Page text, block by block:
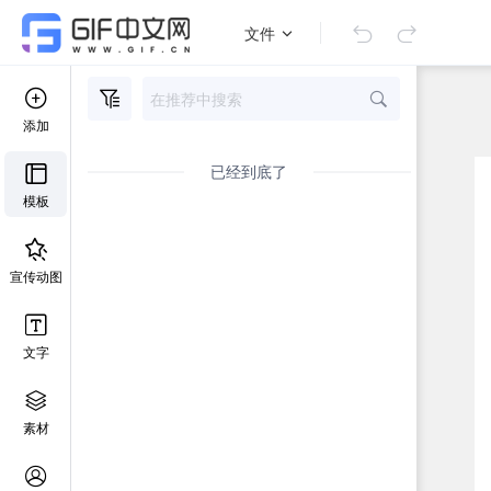
文件
添加
模板
宣传动图
文字
素材
已经到底了